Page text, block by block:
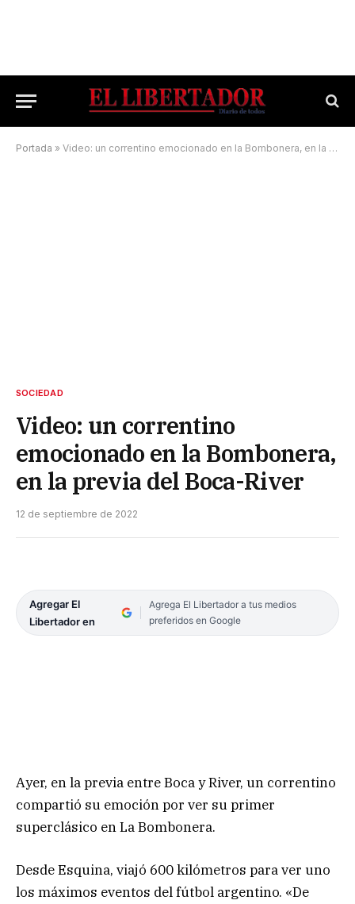
Portada » Video: un correntino emocionado en la Bombonera, en la previa del Boca-River
SOCIEDAD
Video: un correntino
emocionado en la Bombonera,
en la previa del Boca-River
12 de septiembre de 2022
Agregar El
Libertador en
Agrega El Libertador a tus medios
preferidos en Google
Ayer, en la previa entre Boca y River, un correntino
compartió su emoción por ver su primer
superclásico en La Bombonera.
Desde Esquina, viajó 600 kilómetros para ver uno
los máximos eventos del fútbol argentino. «De